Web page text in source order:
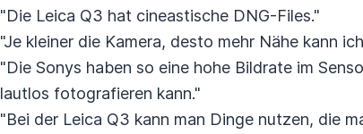
"Die Leica Q3 hat cineastische DNG-Files."
"Je kleiner die Kamera, desto mehr Nähe kann
"Die Sonys haben so eine hohe Bildrate im
lautlos fotografieren kann."
"Bei der Leica Q3 kann man Dinge nutzen, die